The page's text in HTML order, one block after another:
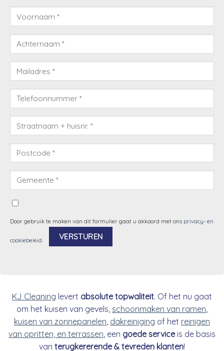
Door gebruik te maken van dit formulier gaat u akkoord met ons privacy- en
cookiebeleid.
KJ Cleaning levert absolute topwaliteit. Of het nu gaat
om het kuisen van gevels, schoonmaken van ramen
kuisen van zonnepanelen dakreiniging of het reinigen
van opritten, en terrassen , een goede serviceis de basis
van terugkererende & tevreden klanten!